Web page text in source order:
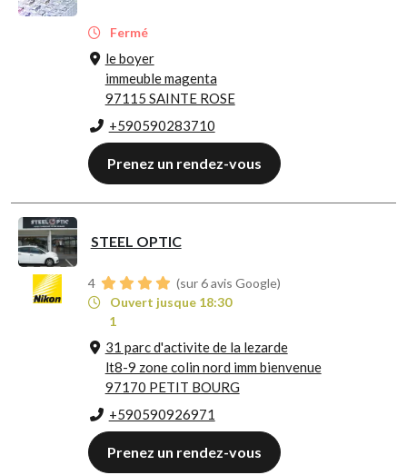
Fermé
le boyer
immeuble magenta
97115 SAINTE ROSE
+590590283710
Prenez un rendez-vous
STEEL OPTIC
4
(sur 6 avis Google)
Ouvert jusque 18:30
1
31 parc d'activite de la lezarde
lt8-9 zone colin nord imm bienvenue
97170 PETIT BOURG
+590590926971
Prenez un rendez-vous